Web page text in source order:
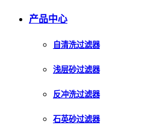
产品中心
自清洗过滤器
浅层砂过滤器
反冲洗过滤器
石英砂过滤器